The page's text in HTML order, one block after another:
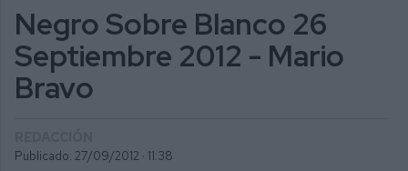
Negro Sobre Blanco 26
Septiembre 2012 - Mario
Bravo
Publicado: 27/09/2012 · 11:38